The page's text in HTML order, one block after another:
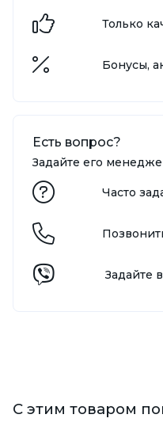
Только
Бонусы,
Есть вопрос?
Задайте его
Часто
Задайте
С этим товаром